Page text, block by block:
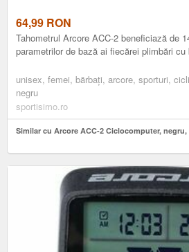
64,99 RON
Tahometrul Arcore ACC-2 beneficiază de
parametrilor de bază ai fiecărei plimbări cu
unisex, femei, bărbați, arcore, sporturi,
negru
sportisimo.ro
Similar cu Arcore ACC-2 Ciclocomputer, negru,